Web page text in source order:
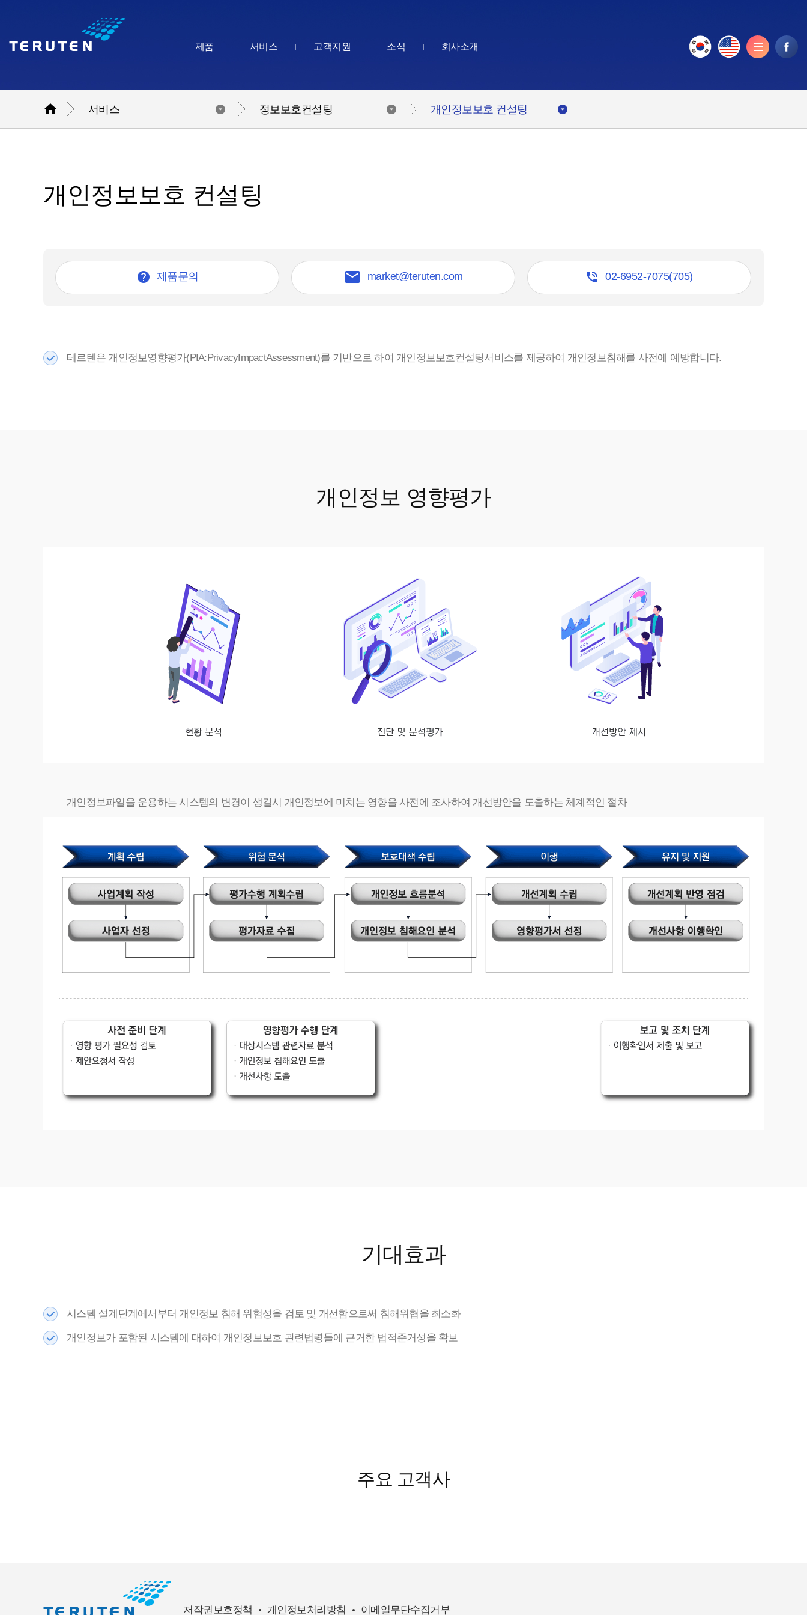
제품 서비스 고객지원 소식 회사소개
 서비스 정보보호컨설팅 개인정보보호 컨설팅
개인정보보호 컨설팅
 제품문의  market@teruten.com  02-6952-7075(705)
테르텐은 개인정보영향평가(PIA:PrivacyImpactAssessment)를 기반으로 하여 개인정보보호컨설팅서비스를 제공하여 개인정보침해를 사전에 예방합니다.
개인정보 영향평가
개인정보파일을 운용하는 시스템의 변경이 생길시 개인정보에 미치는 영향을 사전에 조사하여 개선방안을 도출하는 체계적인 절차
기대효과
시스템 설계단계에서부터 개인정보 침해 위험성을 검토 및 개선함으로써 침해위협을 최소화
개인정보가 포함된 시스템에 대하여 개인정보보호 관련법령들에 근거한 법적준거성을 확보
주요 고객사
저작권보호정책 개인정보처리방침 이메일무단수집거부